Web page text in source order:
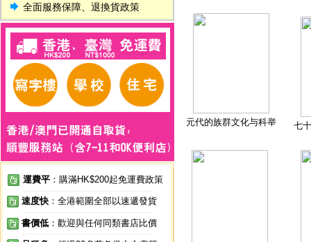
全面服務保障、退換貨政策
運費平 ：購滿HK$200起免運費政策
速度快 ：全港範圍全部以速遞發貨
書價低 ：歡迎與任何同類書店比價
元代的族群文化与科举 七